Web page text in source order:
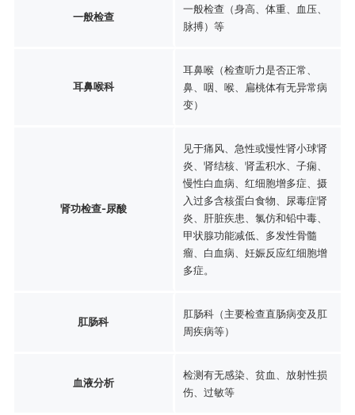
一般检查
一般检查（身高、体重、血压、
脉搏）等
耳鼻喉科
耳鼻喉（检查听力是否正常、
鼻、咽、喉、扁桃体有无异常病
变）
肾功检查-尿酸
见于痛风、急性或慢性肾小球肾
炎、肾结核、肾盂积水、子痫、
慢性白血病、红细胞增多症、摄
入过多含核蛋白食物、尿毒症肾
炎、肝脏疾患、氯仿和铅中毒、
甲状腺功能减低、多发性骨髓
瘤、白血病、妊娠反应红细胞增
多症。
肛肠科
肛肠科（主要检查直肠病变及肛
周疾病等）
血液分析
检测有无感染、贫血、放射性损
伤、过敏等